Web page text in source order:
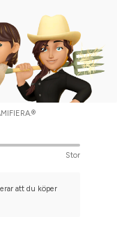
Stor
att du köper